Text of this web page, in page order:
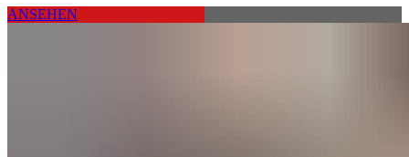
ANSEHEN